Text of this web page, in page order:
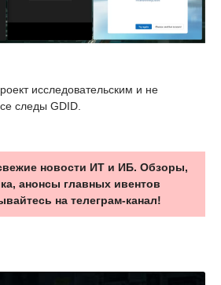
исследовательским и не
следы GDID.
новости ИТ и ИБ. Обзоры,
анонсы главных ивентов
на телеграм-канал!